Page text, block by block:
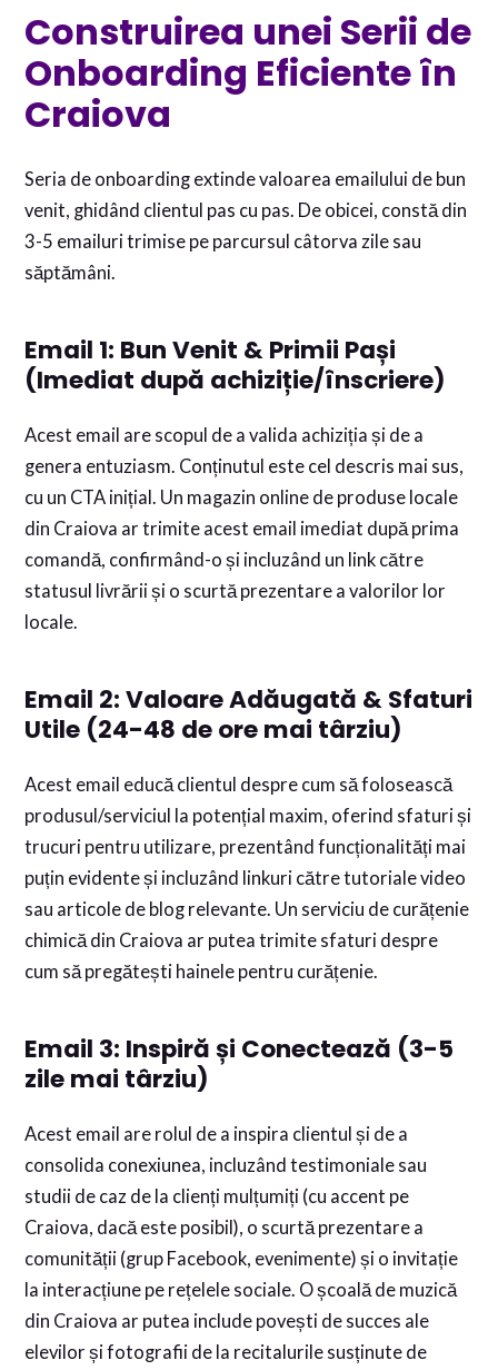
Construirea unei Serii de
Onboarding Eficiente în
Craiova
Seria de onboarding extinde valoarea emailului de bun
venit, ghidând clientul pas cu pas. De obicei, constă din
3-5 emailuri trimise pe parcursul câtorva zile sau
săptămâni.
Email 1: Bun Venit & Primii Pași
(Imediat după achiziție/înscriere)
Acest email are scopul de a valida achiziția și de a
genera entuziasm. Conținutul este cel descris mai sus,
cu un CTA inițial. Un magazin online de produse locale
din Craiova ar trimite acest email imediat după prima
comandă, confirmând-o și incluzând un link către
statusul livrării și o scurtă prezentare a valorilor lor
locale.
Email 2: Valoare Adăugată & Sfaturi
Utile (24-48 de ore mai târziu)
Acest email educă clientul despre cum să folosească
produsul/serviciul la potențial maxim, oferind sfaturi și
trucuri pentru utilizare, prezentând funcționalități mai
puțin evidente și incluzând linkuri către tutoriale video
sau articole de blog relevante. Un serviciu de curățenie
chimică din Craiova ar putea trimite sfaturi despre
cum să pregătești hainele pentru curățenie.
Email 3: Inspiră și Conectează (3-5
zile mai târziu)
Acest email are rolul de a inspira clientul și de a
consolida conexiunea, incluzând testimoniale sau
studii de caz de la clienți mulțumiți (cu accent pe
Craiova, dacă este posibil), o scurtă prezentare a
comunității (grup Facebook, evenimente) și o invitație
la interacțiune pe rețelele sociale. O școală de muzică
din Craiova ar putea include povești de succes ale
elevilor și fotografii de la recitalurile susținute de